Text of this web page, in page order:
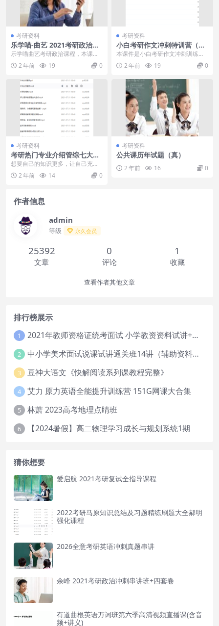
考研资料
乐学喵-曲艺 2021考研政治全
程班课程
乐学喵曲艺考研政治课程，本课程
共60G，VIP会员可通过百度网盘转
存下载或者在线...
2 年前 19 0
考研资料
小白考研作文冲刺特训营（英
语二）知识点讲义讲解学习
本课件是小白考研作文冲刺训练学
习课程，内容包含了很多知识点讲
义和讲解教学，可以根...
2 年前 19 0
考研资料
考研热门专业介绍管综七大专
业扫盲课从零学起备考法硕
想要自己的知识更多，让自己充实
起来吧！考研热门专业介绍管综七
大专业扫盲课从零学起...
2 年前 14 0
考研资料
公共课历年试题（真）
2 年前 16 0
作者信息
admin
等级 永久会员
25392
文章
0
评论
1
收藏
查看作者其他文章
排行榜展示
1 2021年教师资格证统考面试 小学教资资料试讲+答辩
2 中小学美术面试说课试讲通关班14讲（辅助资料第一套）
3 豆神大语文《快解阅读系列课教程完整》
4 艾力 原力英语全能提升训练营 151G网课大合集
5 林萧 2023高考地理点睛班
6 【2024暑假】高二物理学习成长与规划系统1期
猜你想要
爱启航 2021考研复试全指导课程
2022考研马原知识总结及习题精练刷题大全郝明
强化课程
2026全意考研英语冲刺真题串讲
余峰 2021考研政治冲刺串讲班+四套卷
有道曲根英语万词班第六季高清视频直播课(含音
频+讲义)